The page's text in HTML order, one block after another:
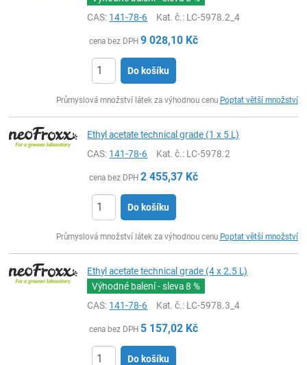
CAS: 141-78-6 Kat. č.: LC-5978.2_4
cena bez DPH 9 028,10 Kč
Do košíku
Průmyslová množství látek za výhodnou cenu Poptat větší množství
Ethyl acetate technical grade (1 x 5 L)
CAS: 141-78-6 Kat. č.: LC-5978.2
cena bez DPH 2 455,37 Kč
Do košíku
Průmyslová množství látek za výhodnou cenu Poptat větší množství
Ethyl acetate technical grade (4 x 2.5 L)
Výhodné balení - sleva8 %
CAS: 141-78-6 Kat. č.: LC-5978.3_4
cena bez DPH 5 157,02 Kč
Do košíku